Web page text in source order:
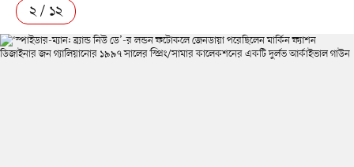
২ / ১২